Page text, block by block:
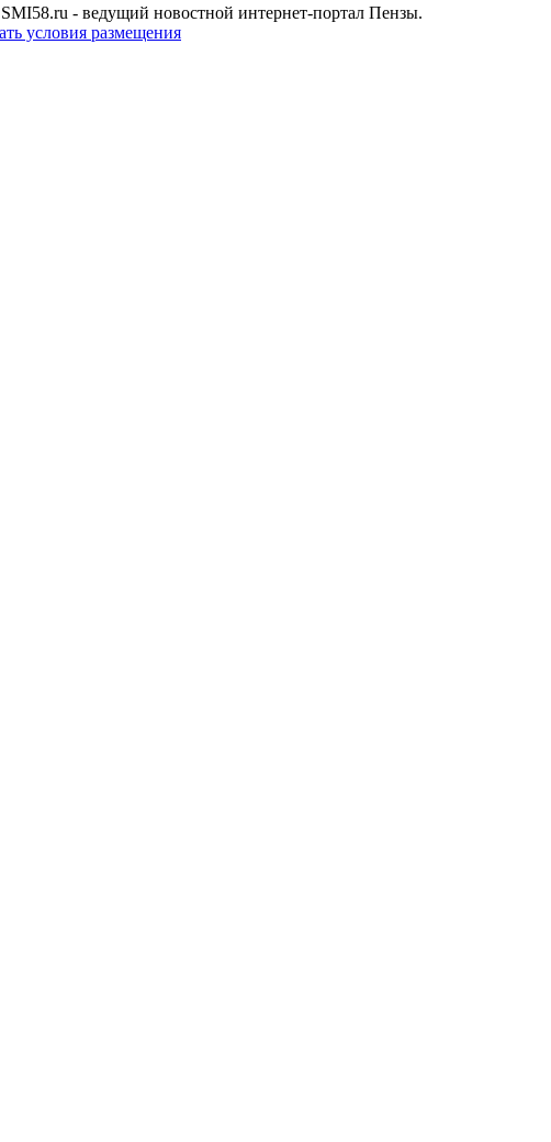
SMI58.ru - ведущий новостной интернет-портал Пензы.
условия размещения